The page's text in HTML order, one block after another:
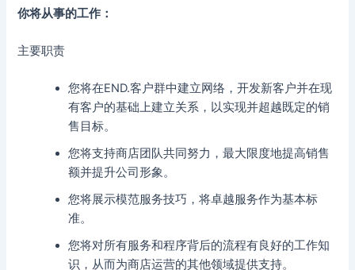
你将从事的工作：
主要职责
您将在END.客户群中建立网络，开发新客户并在现
有客户的基础上建立关系，以实现并超越既定的销
售目标。
您将支持商店团队共同努力，最大限度地提高销售
额并提升公司形象。
您将展示模范服务技巧，将卓越服务作为基本标
准。
您将对所有服务和程序背后的流程有良好的工作知
识，从而为商店运营的其他领域提供支持。